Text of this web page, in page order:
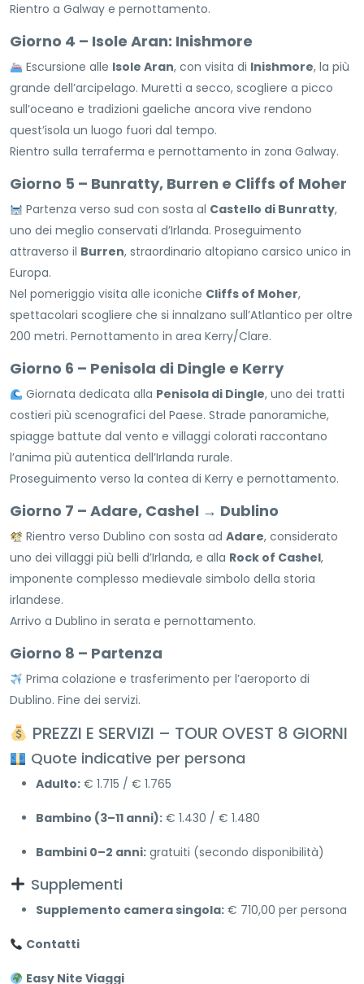
Rientro a Galway e pernottamento.
Giorno 4 – Isole Aran: Inishmore
Escursione alle Isole Aran, con visita di Inishmore, la più
grande dell’arcipelago. Muretti a secco, scogliere a picco
sull’oceano e tradizioni gaeliche ancora vive rendono
quest’isola un luogo fuori dal tempo.
Rientro sulla terraferma e pernottamento in zona Galway.
Giorno 5 – Bunratty, Burren e Cliffs of Moher
Partenza verso sud con sosta al Castello di Bunratty,
uno dei meglio conservati d’Irlanda. Proseguimento
attraverso il Burren, straordinario altopiano carsico unico in
Europa.
Nel pomeriggio visita alle iconiche Cliffs of Moher,
spettacolari scogliere che si innalzano sull’Atlantico per oltre
200 metri. Pernottamento in area Kerry/Clare.
Giorno 6 – Penisola di Dingle e Kerry
Giornata dedicata alla Penisola di Dingle, uno dei tratti
costieri più scenografici del Paese. Strade panoramiche,
spiagge battute dal vento e villaggi colorati raccontano
l’anima più autentica dell’Irlanda rurale.
Proseguimento verso la contea di Kerry e pernottamento.
Giorno 7 – Adare, Cashel → Dublino
Rientro verso Dublino con sosta ad Adare, considerato
uno dei villaggi più belli d’Irlanda, e alla Rock of Cashel,
imponente complesso medievale simbolo della storia
irlandese.
Arrivo a Dublino in serata e pernottamento.
Giorno 8 – Partenza
Prima colazione e trasferimento per l’aeroporto di
Dublino. Fine dei servizi.
PREZZI E SERVIZI – TOUR OVEST 8 GIORNI
Quote indicative per persona
Adulto: € 1.715 / € 1.765
Bambino (3–11 anni): € 1.430 / € 1.480
Bambini 0–2 anni: gratuiti (secondo disponibilità)
Supplementi
Supplemento camera singola: € 710,00 per persona
Contatti
Easy Nite Viaggi